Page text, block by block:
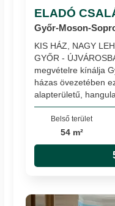
ELADÓ
Győr-Moson-
KIS HÁZ, NAGY
GYŐR -
megvételre kínálja
házas övezetében
alapterületű,
Belső terület
54 m²